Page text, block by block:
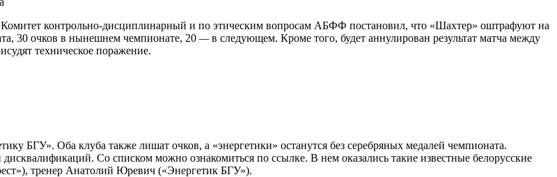
контрольно-дисциплинарный и по этическим вопросам АБФФ постановил, что «Шахтер» оштрафуют на
30 очков в нынешнем чемпионате, 20 —в следующем. Кроме того, будет аннулирован результат матча между
техническое поражение.
БГУ». Оба клуба также лишат очков, а «энергетики» останутся без серебряных медалей чемпионата.
Со списком можно ознакомиться по ссылке. В нем оказались такие известные белорусские
тренер Анатолий Юревич («Энергетик БГУ»).